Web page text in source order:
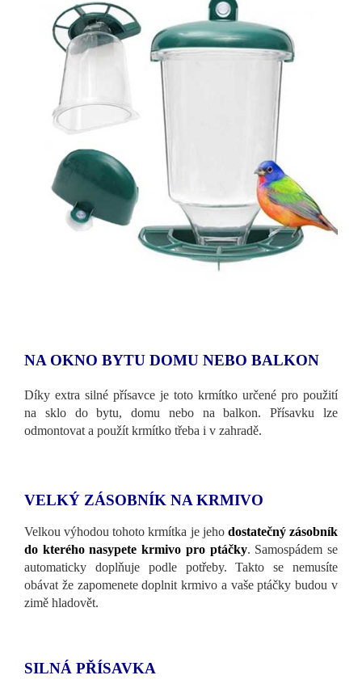
NA OKNO BYTU DOMU NEBO BALKON
Díky extra silné přísavce je toto krmítko určené pro použití
na sklo do bytu, domu nebo na balkon. Přísavku lze
odmontovat a použít krmítko třeba i v zahradě.
VELKÝ ZÁSOBNÍK NA KRMIVO
Velkou výhodou tohoto krmítka je jeho dostatečný zásobník
do kterého nasypete krmivo pro ptáčky. Samospádem se
automaticky doplňuje podle potřeby. Takto se nemusíte
obávat že zapomenete doplnit krmivo a vaše ptáčky budou v
zimě hladovět.
SILNÁ PŘÍSAVKA